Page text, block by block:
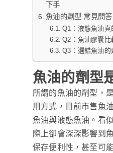
下手
魚油的劑型 常見問
Q1：液態魚油真
Q2：魚油膠囊比
Q3：選錯魚油的
魚油的劑型
所謂的魚油的劑型，
用方式，目前市售魚
魚油與液態魚油。看
際上卻會深深影響到
保存便利性，甚至可